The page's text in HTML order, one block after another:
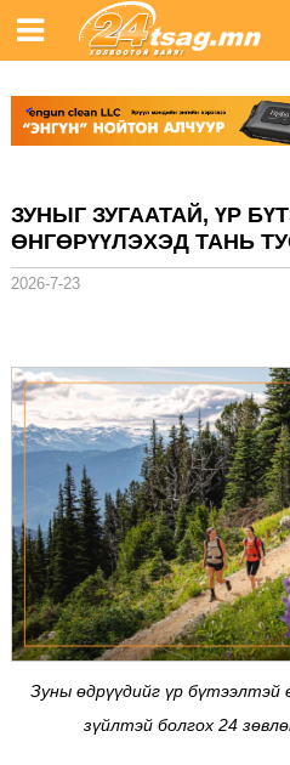
ЗУНЫГ ЗУГААТАЙ, ҮР
ӨНГӨРҮҮЛЭХЭД ТАНЬ
2026-7-23
Зуны өдрүүдийг үр бүтээлтэй
зүйлтэй болгох 24